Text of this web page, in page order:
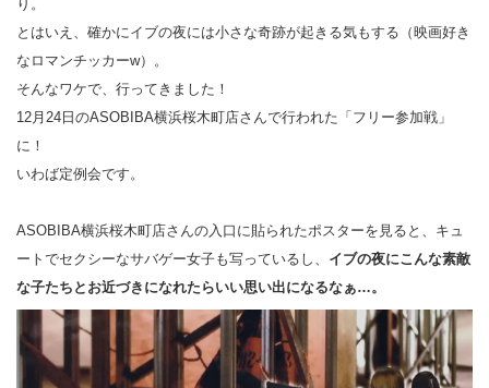
り。
とはいえ、確かにイブの夜には小さな奇跡が起きる気もする（映画好き
なロマンチッカーw）。
そんなワケで、行ってきました！
12月24日のASOBIBA横浜桜木町店さんで行われた「フリー参加戦」
に！
いわば定例会です。
ASOBIBA横浜桜木町店さんの入口に貼られたポスターを見ると、キュ
ートでセクシーなサバゲー女子も写っているし、 イブの夜にこんな素敵
な子たちとお近づきになれたらいい思い出になるなぁ…。